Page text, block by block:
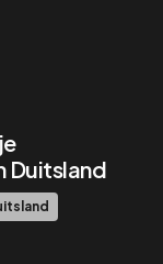
Duitsland